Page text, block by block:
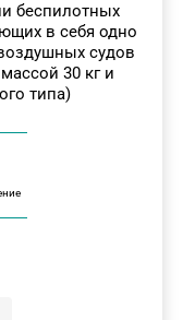
беспилотных
в себя одно
судов
30 кг и
типа)